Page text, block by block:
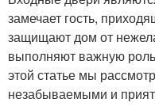
замечает гость,
защищают дом от
выполняют важную
этой статье мы
незабываемыми и